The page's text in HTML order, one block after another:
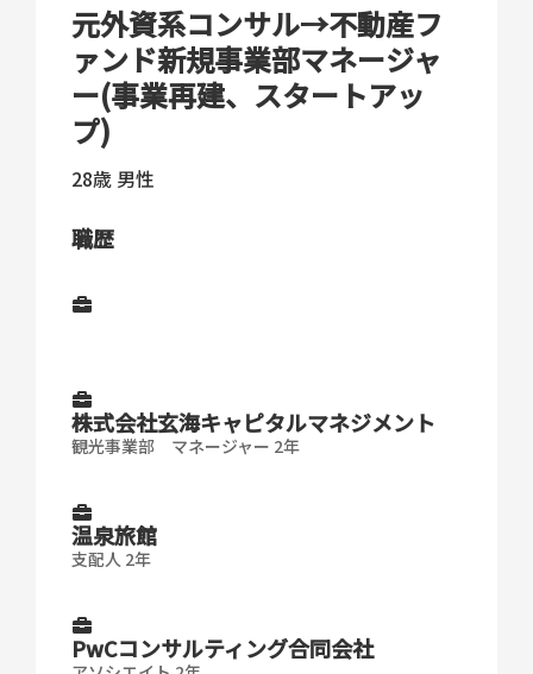
元外資系コンサル→不動産フ
ァンド新規事業部マネージャ
ー(事業再建、スタートアッ
プ)
28歳 男性
職歴
株式会社玄海キャピタルマネジメント
観光事業部 マネージャー 2年
温泉旅館
支配人 2年
PwCコンサルティング合同会社